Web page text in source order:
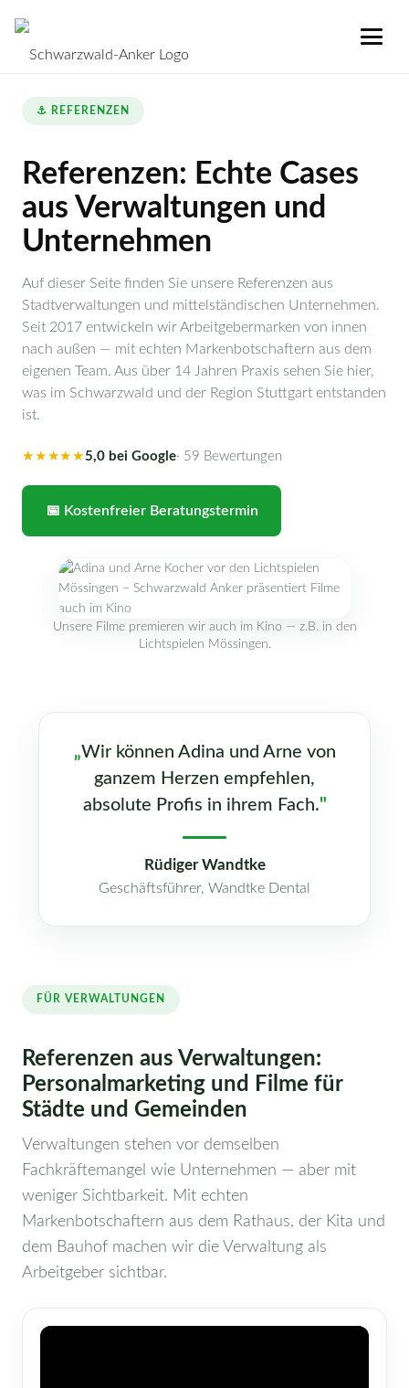
⚓ REFERENZEN
Referenzen: Echte Cases
aus Verwaltungen und
Unternehmen
Auf dieser Seite finden Sie unsere Referenzen aus
Stadtverwaltungen und mittelständischen Unternehmen.
Seit 2017 entwickeln wir Arbeitgebermarken von innen
nach außen — mit echten Markenbotschaftern aus dem
eigenen Team. Aus über 14 Jahren Praxis sehen Sie hier,
was im Schwarzwald und der Region Stuttgart entstanden
ist.
★★★★★5,0 bei Google· 59 Bewertungen
📅 Kostenfreier Beratungstermin
Unsere Filme premieren wir auch im Kino — z.B. in den
Lichtspielen Mössingen.
„Wir können Adina und Arne von
ganzem Herzen empfehlen,
absolute Profis in ihrem Fach."
Rüdiger Wandtke
Geschäftsführer, Wandtke Dental
FÜR VERWALTUNGEN
Referenzen aus Verwaltungen:
Personalmarketing und Filme für
Städte und Gemeinden
Verwaltungen stehen vor demselben
Fachkräftemangel wie Unternehmen — aber mit
weniger Sichtbarkeit. Mit echten
Markenbotschaftern aus dem Rathaus, der Kita und
dem Bauhof machen wir die Verwaltung als
Arbeitgeber sichtbar.